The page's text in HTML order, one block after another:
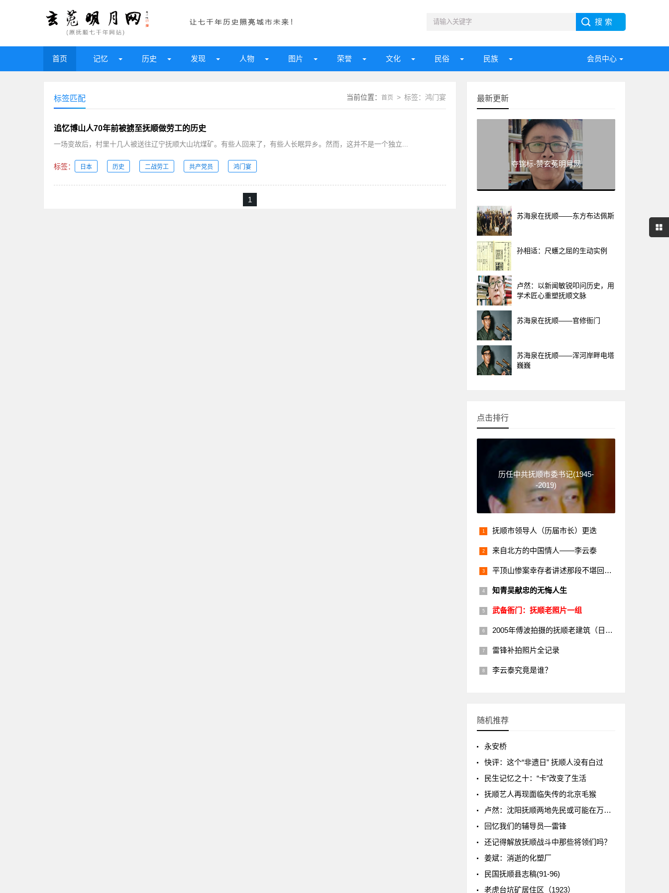
首页 记忆 历史 发现 人物 图片 荣誉 文化 民俗 民族 会员中心
当前位置： 首页 > 标签：鸿门宴
标签匹配
追忆博山人70年前被掳至抚顺做劳工的历史
一场变故后，村里十几人被送往辽宁抚顺大山坑煤矿。有些人回来了，有些人长眠异乡。然而，这并不是一个独立...
标签： 日本 历史 二战劳工 共产党员 鸿门宴
1
最新更新
夺锦标-赞玄菟明月网
苏海泉在抚顺——东方布达佩斯
孙相适：尺蠖之屈的生动实例
卢然：以新闻敏锐叩问历史，用
学术匠心重塑抚顺文脉
苏海泉在抚顺——官修衙门
苏海泉在抚顺——浑河岸畔电塔
巍巍
点击排行
历任中共抚顺市委书记(1945-
-2019)
抚顺市领导人（历届市长）更迭
来自北方的中国情人——李云泰
平顶山惨案幸存者讲述那段不堪回首的历史
知青吴献忠的无悔人生
武备衙门：抚顺老照片一组
2005年傅波拍摄的抚顺老建筑（日本楼）
雷锋补拍照片全记录
李云泰究竟是谁？
随机推荐
永安桥
快评：这个“非遗日” 抚顺人没有白过
民生记忆之十：“卡”改变了生活
抚顺艺人再现面临失传的北京毛猴
卢然：沈阳抚顺两地先民或可能在万年以前就产生了某种交互？
回忆我们的辅导员—雷锋
还记得解放抚顺战斗中那些将领们吗？
姜斌：消逝的化塑厂
民国抚顺县志稿(91-96)
老虎台坑矿居住区（1923）